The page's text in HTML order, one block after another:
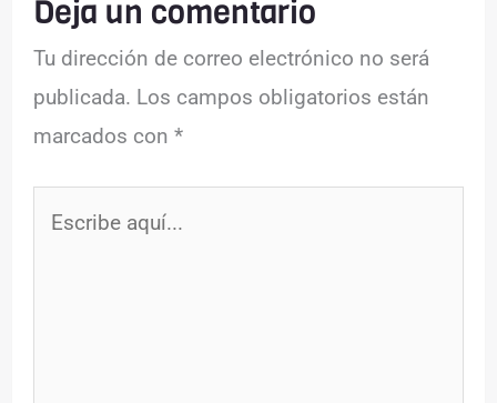
Deja un comentario
Tu dirección de correo electrónico no será
publicada. Los campos obligatorios están
marcados con*